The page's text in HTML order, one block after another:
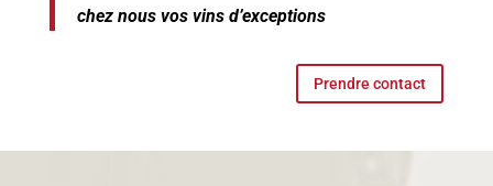
chez nous vos vins d’exceptions
Prendre contact